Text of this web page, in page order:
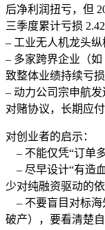
后净利润扭亏，但
三季度累计亏损 2.42
– 工业无人机龙头纵
– 多家跨界企业（
致整体业绩持续亏损
– 动力公司宗申航
对赌协议，长期应
对创业者的启示：
– 不能仅凭“订单
– 尽早设计“有造
少对纯融资驱动的依
– 不要盲目对标海
破产），要看清楚